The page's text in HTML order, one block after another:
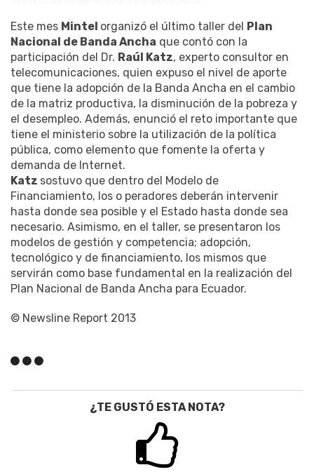
Este mes Mintel organizó el último taller del Plan
Nacional de Banda Ancha que contó con la
participación del Dr. Raúl Katz, experto consultor en
telecomunicaciones, quien expuso el nivel de aporte
que tiene la adopción de la Banda Ancha en el cambio
de la matriz productiva, la disminución de la pobreza y
el desempleo. Además, enunció el reto importante que
tiene el ministerio sobre la utilización de la política
pública, como elemento que fomente la oferta y
demanda de Internet.
Katz sostuvo que dentro del Modelo de
Financiamiento, los o peradores deberán intervenir
hasta donde sea posible y el Estado hasta donde sea
necesario. Asimismo, en el taller, se presentaron los
modelos de gestión y competencia; adopción,
tecnológico y de financiamiento, los mismos que
servirán como base fundamental en la realización del
Plan Nacional de Banda Ancha para Ecuador.
© Newsline Report 2013
¿TE GUSTÓ ESTA NOTA?